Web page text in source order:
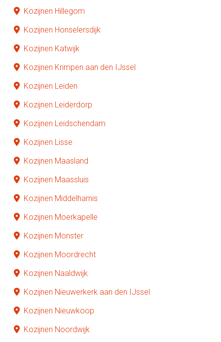
Kozijnen Hillegom
Kozijnen Honselersdijk
Kozijnen Katwijk
Kozijnen Krimpen aan den IJssel
Kozijnen Leiden
Kozijnen Leiderdorp
Kozijnen Leidschendam
Kozijnen Lisse
Kozijnen Maasland
Kozijnen Maassluis
Kozijnen Middelharnis
Kozijnen Moerkapelle
Kozijnen Monster
Kozijnen Moordrecht
Kozijnen Naaldwijk
Kozijnen Nieuwerkerk aan den IJssel
Kozijnen Nieuwkoop
Kozijnen Noordwijk